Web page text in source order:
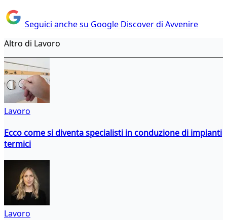
Seguici anche su Google Discover di Avvenire
Altro di Lavoro
Lavoro
Ecco come si diventa specialisti in conduzione di impianti
termici
Lavoro